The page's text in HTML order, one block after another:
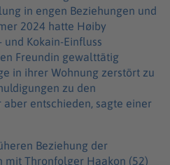
in engen Beziehungen und
2024 hatte Høiby
Kokain-Einfluss
Freundin gewalttätig
in ihrer Wohnung zerstört zu
zu den
entschieden, sagte einer
Beziehung der
mit Thronfolger Haakon (52)